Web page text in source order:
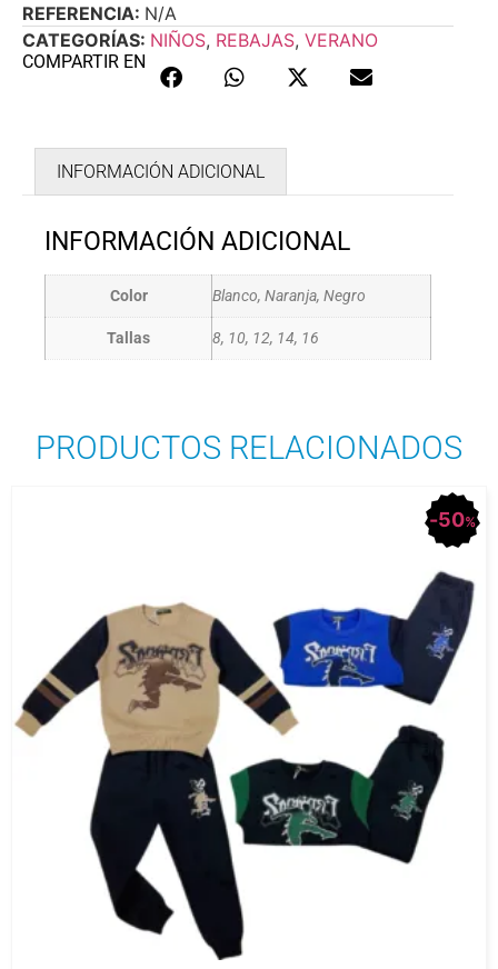
REFERENCIA: N/A
CATEGORÍAS: NIÑOS, REBAJAS, VERANO
COMPARTIR EN
INFORMACIÓN ADICIONAL
INFORMACIÓN ADICIONAL
Color Blanco, Naranja, Negro
Tallas 8, 10, 12, 14, 16
PRODUCTOS RELACIONADOS
50%